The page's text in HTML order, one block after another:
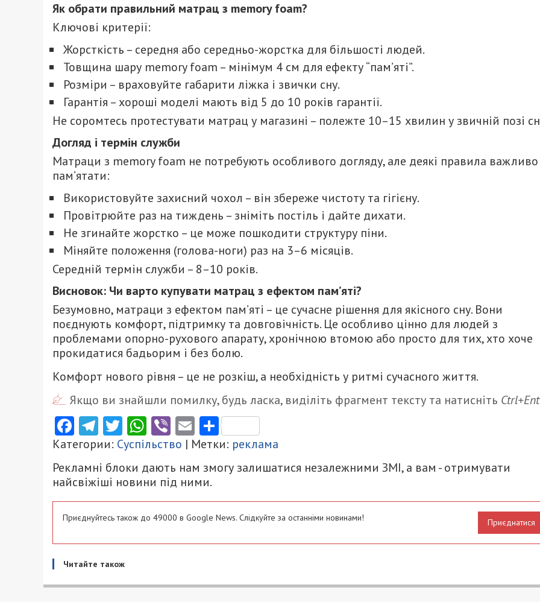
Як обрати правильний матрац з memory foam?
Ключові критерії:
Жорсткість – середня або середньо-жорстка для більшості людей.
Товщина шару memory foam – мінімум 4 см для ефекту “пам’яті”.
Розміри – враховуйте габарити ліжка і звички сну.
Гарантія – хороші моделі мають від 5 до 10 років гарантії.
Не соромтесь протестувати матрац у магазині – полежте 10–15 хвилин у звичній позі
Догляд і термін служби
Матраци з memory foam не потребують особливого догляду, але деякі правила важливо
пам’ятати:
Використовуйте захисний чохол – він збереже чистоту та гігієну.
Провітрюйте раз на тиждень – зніміть постіль і дайте дихати.
Не згинайте жорстко – це може пошкодити структуру піни.
Міняйте положення (голова-ноги) раз на 3–6 місяців.
Середній термін служби – 8–10 років.
Висновок: Чи варто купувати матрац з ефектом пам’яті?
Безумовно, матраци з ефектом пам’яті – це сучасне рішення для якісного сну. Вони
поєднують комфорт, підтримку та довговічність. Це особливо цінно для людей з
проблемами опорно-рухового апарату, хронічною втомою або просто для тих, хто хоче
прокидатися бадьорим і без болю.
Комфорт нового рівня – це не розкіш, а необхідність у ритмі сучасного життя.
Якщо ви знайшли помилку, будь ласка, виділіть фрагмент тексту та натисніть
Facebook
Telegram
Twitter
WhatsApp
ViberEmailПоділитися
Категории: Суспільство | Метки: реклама
Рекламні блоки дають нам змогу залишатися незалежними ЗМІ, а вам - отримувати
найсвіжіші новини під ними.
Приєднуйтесь також до 49000 в Google News. Слідкуйте за останніми новинами! Приєднатися
Читайте також